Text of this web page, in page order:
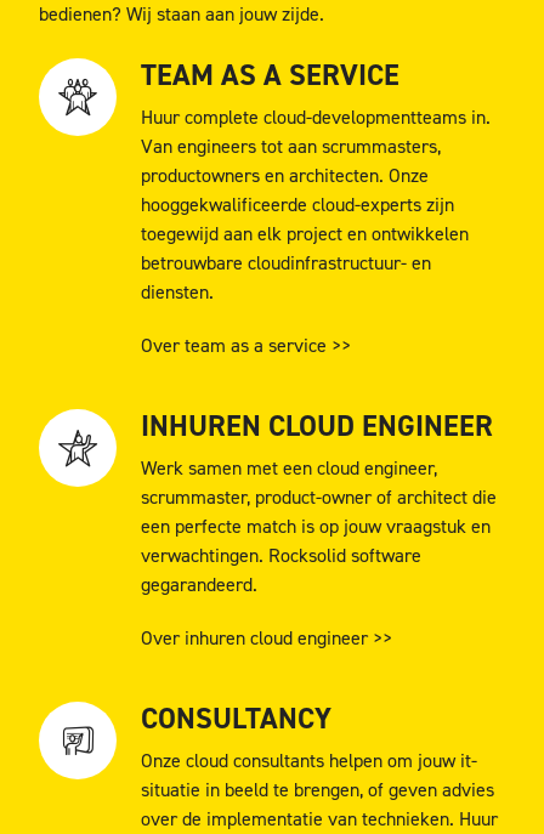
bedienen? Wij staan aan jouw zijde.
TEAM AS A SERVICE
Huur complete cloud-developmentteams in.
Van engineers tot aan scrummasters,
productowners en architecten. Onze
hooggekwalificeerde cloud-experts zijn
toegewijd aan elk project en ontwikkelen
betrouwbare cloudinfrastructuur- en
diensten.
Over team as a service >>
INHUREN CLOUD ENGINEER
Werk samen met een cloud engineer,
scrummaster, product-owner of architect die
een perfecte match is op jouw vraagstuk en
verwachtingen. Rocksolid software
gegarandeerd.
Over inhuren cloud engineer >>
CONSULTANCY
Onze cloud consultants helpen om jouw it-
situatie in beeld te brengen, of geven advies
over de implementatie van technieken. Huur